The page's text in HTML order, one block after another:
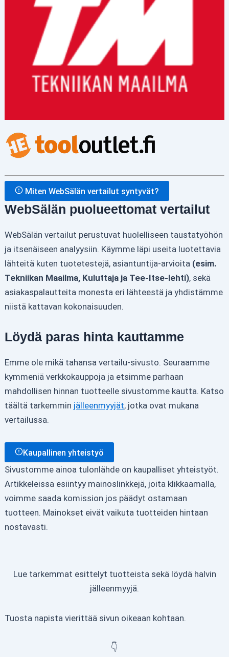
Miten WebSälän vertailut syntyvät?
WebSälän puolueettomat vertailut
WebSälän vertailut perustuvat huolelliseen taustatyöhön
ja itsenäiseen analyysiin. Käymme läpi useita luotettavia
lähteitä kuten tuotetestejä, asiantuntija-arvioita (esim.
Tekniikan Maailma, Kuluttaja ja Tee-Itse-lehti), sekä
asiakaspalautteita monesta eri lähteestä ja yhdistämme
niistä kattavan kokonaisuuden.
Löydä paras hinta kauttamme
Emme ole mikä tahansa vertailu-sivusto. Seuraamme
kymmeniä verkkokauppoja ja etsimme parhaan
mahdollisen hinnan tuotteelle sivustomme kautta. Katso
täältä tarkemmin jälleenmyyjät, jotka ovat mukana
vertailussa.
Kaupallinen yhteistyö
Sivustomme ainoa tulonlähde on kaupalliset yhteistyöt.
Artikkeleissa esiintyy mainoslinkkejä, joita klikkaamalla,
voimme saada komission jos päädyt ostamaan
tuotteen. Mainokset eivät vaikuta tuotteiden hintaan
nostavasti.
Lue tarkemmat esittelyt tuotteista sekä löydä halvin
jälleenmyyjä.
Tuosta napista vierittää sivun oikeaan kohtaan.
👇